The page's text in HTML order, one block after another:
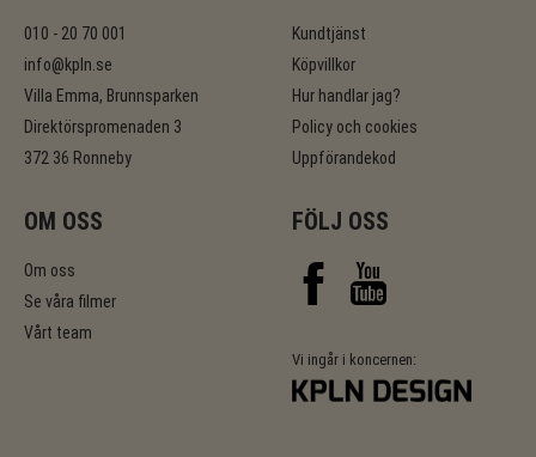
010 - 20 70 001
info@kpln.se
Villa Emma, Brunnsparken
Direktörspromenaden 3
372 36 Ronneby
Kundtjänst
Köpvillkor
Hur handlar jag?
Policy och cookies
Uppförandekod
OM OSS
Om oss
Se våra filmer
Vårt team
FÖLJ OSS
Vi ingår i koncernen: